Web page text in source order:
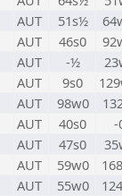
AUT 51s½
AUT 46s0
AUT -½
AUT 9s0
AUT 98w0
AUT 40s0
-
AUT 47s0
AUT 59w0
AUT 55w0